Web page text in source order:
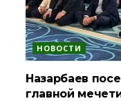
НОВОСТИ
Назарбаев
главной